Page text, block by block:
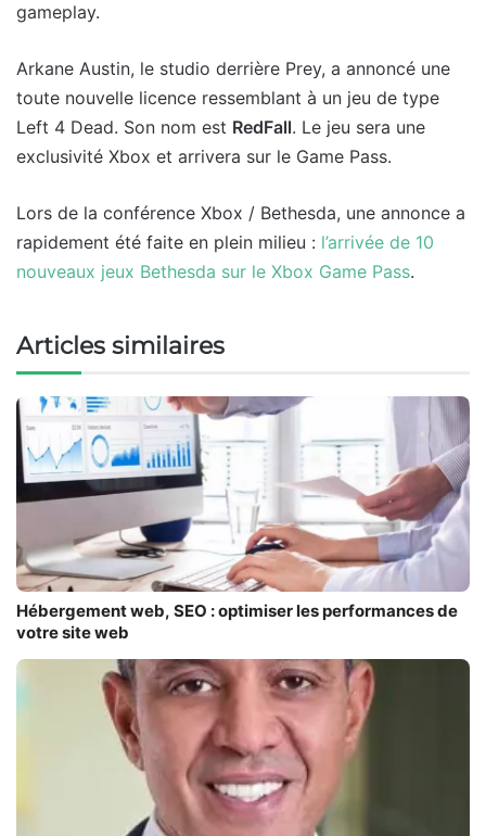
gameplay.
Arkane Austin, le studio derrière Prey, a annoncé une
toute nouvelle licence ressemblant à un jeu de type
Left 4 Dead. Son nom est RedFall. Le jeu sera une
exclusivité Xbox et arrivera sur le Game Pass.
Lors de la conférence Xbox / Bethesda, une annonce a
rapidement été faite en plein milieu : l’arrivée de 10
nouveaux jeux Bethesda sur le Xbox Game Pass.
Articles similaires
Hébergement web, SEO : optimiser les performances de
votre site web